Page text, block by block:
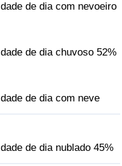
de dia com nevoeiro
de dia chuvoso 52%
de dia com neve
de dia nublado 45%